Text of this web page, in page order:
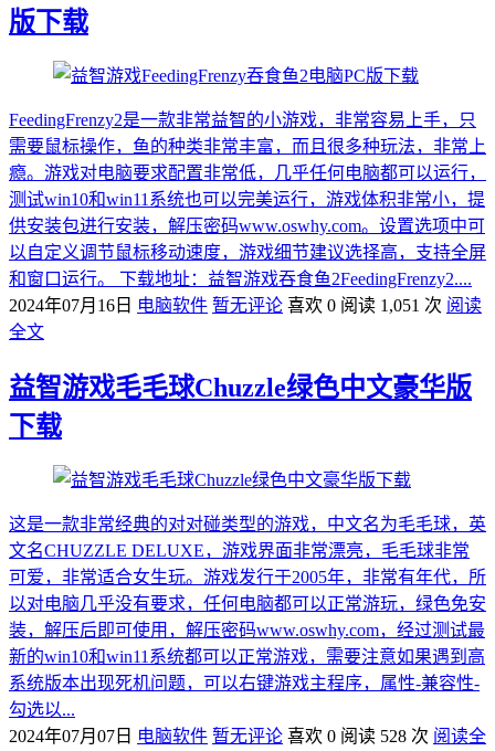
版下载
FeedingFrenzy2是一款非常益智的小游戏，非常容易上手，只
需要鼠标操作，鱼的种类非常丰富，而且很多种玩法，非常上
瘾。游戏对电脑要求配置非常低，几乎任何电脑都可以运行，
测试win10和win11系统也可以完美运行，游戏体积非常小，提
供安装包进行安装，解压密码www.oswhy.com。设置选项中可
以自定义调节鼠标移动速度，游戏细节建议选择高，支持全屏
和窗口运行。 下载地址：益智游戏吞食鱼2FeedingFrenzy2....
2024年07月16日 电脑软件 暂无评论 喜欢 0 阅读 1,051 次 阅读
全文
益智游戏毛毛球Chuzzle绿色中文豪华版
下载
这是一款非常经典的对对碰类型的游戏，中文名为毛毛球，英
文名CHUZZLE DELUXE，游戏界面非常漂亮，毛毛球非常
可爱，非常适合女生玩。游戏发行于2005年，非常有年代，所
以对电脑几乎没有要求，任何电脑都可以正常游玩，绿色免安
装，解压后即可使用，解压密码www.oswhy.com，经过测试最
新的win10和win11系统都可以正常游戏，需要注意如果遇到高
系统版本出现死机问题，可以右键游戏主程序，属性-兼容性-
勾选以...
2024年07月07日 电脑软件 暂无评论 喜欢 0 阅读 528 次 阅读全